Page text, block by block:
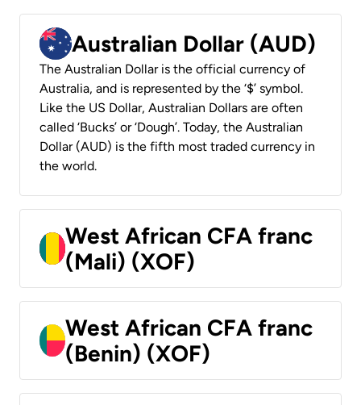
Australian Dollar (AUD)
The Australian Dollar is the official currency of
Australia, and is represented by the ‘$’ symbol.
Like the US Dollar, Australian Dollars are often
called ‘Bucks’ or ‘Dough’. Today, the Australian
Dollar (AUD) is the fifth most traded currency in
the world.
West African CFA franc
(Mali) (XOF)
West African CFA franc
(Benin) (XOF)